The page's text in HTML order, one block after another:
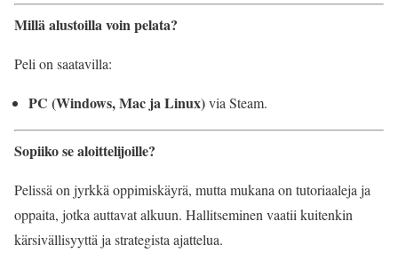
Millä alustoilla voin pelata?
Peli on saatavilla:
PC (Windows, Mac ja Linux)via Steam.
Sopiiko se aloittelijoille?
Pelissä on jyrkkä oppimiskäyrä, mutta mukana on tutoriaaleja ja
oppaita, jotka auttavat alkuun. Hallitseminen vaatii kuitenkin
kärsivällisyyttä ja strategista ajattelua.